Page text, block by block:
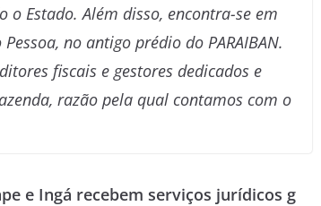
Estado. Além disso, encontra-se em
no antigo prédio do PARAIBAN.
fiscais e gestores dedicados e
razão pela qual contamos com o
e Ingá recebem serviços jurídicos g